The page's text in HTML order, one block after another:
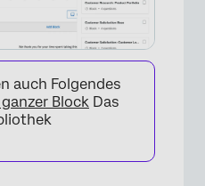
auch Folgendes
Block Das